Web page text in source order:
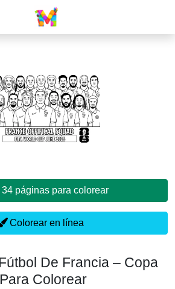
Ver 34 páginas para colorear
Colorear en línea
De Francia – Copa
Colorear